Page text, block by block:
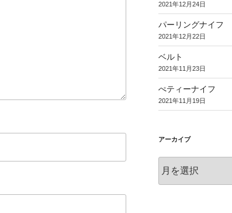
2021年12月24日
パーリングナイフ
2021年12月22日
ベルト
2021年11月23日
ぺティーナイフ
2021年11月19日
アーカイブ
ー